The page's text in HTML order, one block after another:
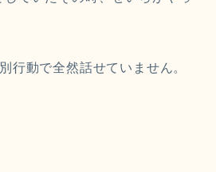
行動で全然話せていません。